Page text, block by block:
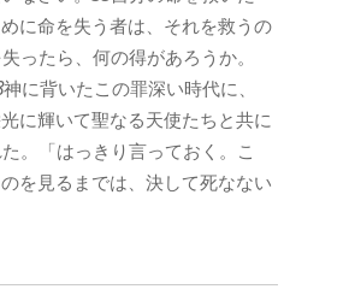
に命を失う者は、それを救うの
ったら、何の得があろうか。
神に背いたこの罪深い時代に、
に輝いて聖なる天使たちと共に
。「はっきり言っておく。こ
を見るまでは、決して死なない